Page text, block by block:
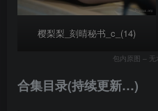
樱梨梨_刻晴秘书_c_(14)
包内原图 –
合集目录(持续更新…)